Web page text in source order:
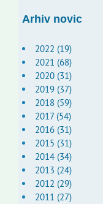
Arhiv novic
2022 (19)
2021 (68)
2020 (31)
2019 (37)
2018 (59)
2017 (54)
2016 (31)
2015 (31)
2014 (34)
2013 (24)
2012 (29)
2011 (27)